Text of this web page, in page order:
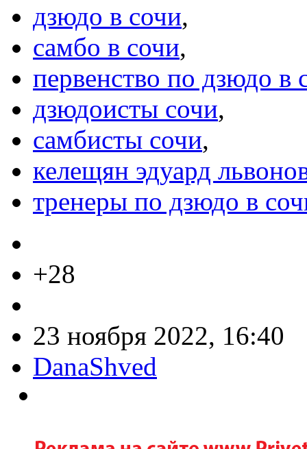
дзюдо в сочи,
самбо в сочи,
первенство по дзюдо в
дзюдоисты сочи,
самбисты сочи,
келещян эдуард
тренеры по дзюдо в
+28
23 ноября 2022, 16:40
DanaShved